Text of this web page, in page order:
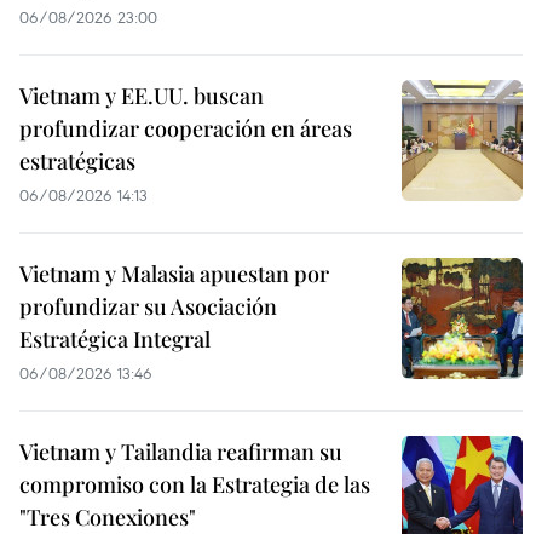
06/08/2026 23:00
Vietnam y EE.UU. buscan
profundizar cooperación en áreas
estratégicas
06/08/2026 14:13
Vietnam y Malasia apuestan por
profundizar su Asociación
Estratégica Integral
06/08/2026 13:46
Vietnam y Tailandia reafirman su
compromiso con la Estrategia de las
"Tres Conexiones"